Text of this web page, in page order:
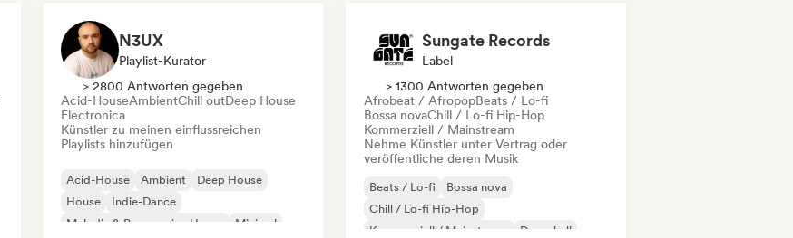
N3UX
Playlist-Kurator
> 2800 Antworten gegeben
Acid-HouseAmbientChill outDeep House
Electronica
Künstler zu meinen einflussreichen
Playlists hinzufügen
Acid-House Ambient
Deep House
House
Indie-Dance
Melodic & Progressive House
Minimal
Sungate Records
Label
> 1300 Antworten gegeben
Afrobeat / AfropopBeats / Lo-fi
Bossa novaChill / Lo-fi Hip-Hop
Kommerziell / Mainstream
Nehme Künstler unter Vertrag oder
veröffentliche deren Musik
Beats / Lo-fi
Bossa nova
Chill / Lo-fi Hip-Hop
Kommerziell / Mainstream
Dancehall